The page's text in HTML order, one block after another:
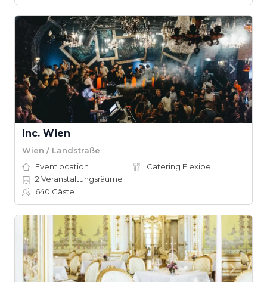
Inc. Wien
Wien / Landstraße
Eventlocation
Catering Flexibel
2 Veranstaltungsräume
640 Gäste